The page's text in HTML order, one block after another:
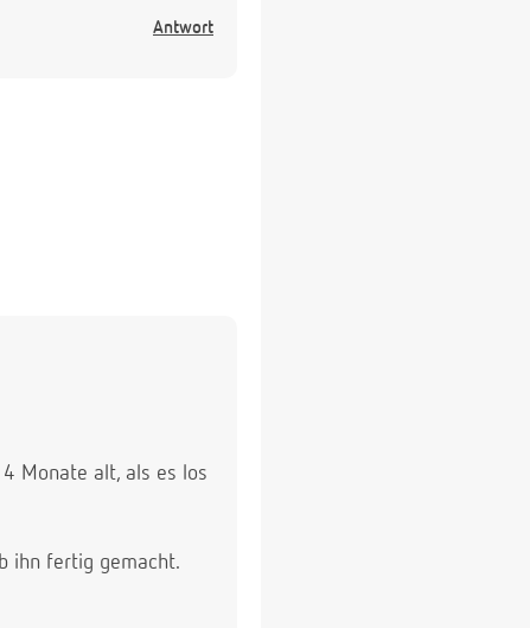
Antwort
Monate alt, als es los
ihn fertig gemacht.